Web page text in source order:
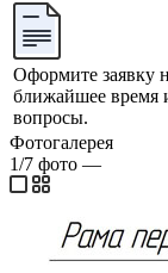
Оформите заявку
ближайшее время
вопросы.
Фотогалерея
1/7 фото —